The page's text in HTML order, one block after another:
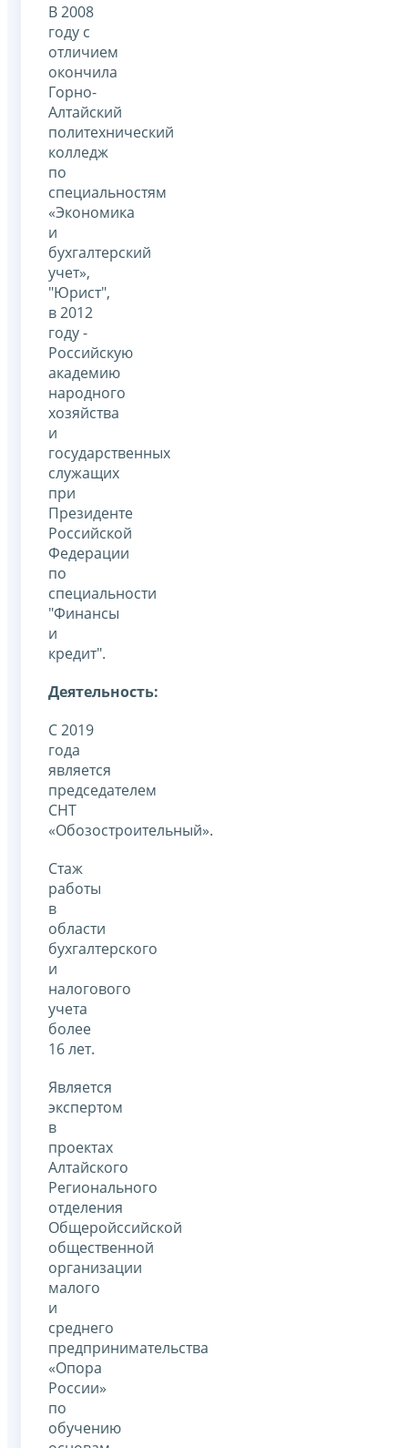
В 2008
году с
отличием
окончила
Горно-
Алтайский
политехнический
колледж
по
специальностям
«Экономика
и
бухгалтерский
учет»,
"Юрист",
в 2012
году -
Российскую
академию
народного
хозяйства
и
государственных
служащих
при
Президенте
Российской
Федерации
по
специальности
"Финансы
и
кредит".
Деятельность:
С 2019
года
является
председателем
СНТ
«Обозостроительный».
Стаж
работы
в
области
бухгалтерского
и
налогового
учета
более
16 лет.
Является
экспертом
в
проектах
Алтайского
Регионального
отделения
Общеройссийской
общественной
организации
малого
и
среднего
предпринимательства
«Опора
России»
по
обучению